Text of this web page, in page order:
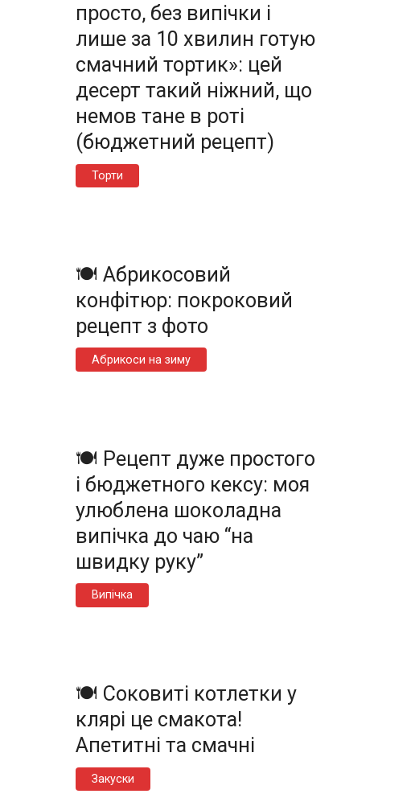
просто, без випічки і
лише за 10 хвилин готую
смачний тортик»: цей
десерт такий ніжний, що
немов тане в роті
(бюджетний рецепт)
Торти
🍽️ Абрикосовий
конфітюр: покроковий
рецепт з фото
Абрикоси на зиму
🍽️ Рецепт дуже простого
і бюджетного кексу: моя
улюблена шоколадна
випічка до чаю “на
швидку руку”
Випічка
🍽️ Соковиті котлетки у
клярі це смакота!
Апетитні та смачні
Закуски